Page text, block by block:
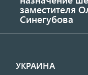
заместителя
Синегубова
УКРАИНА